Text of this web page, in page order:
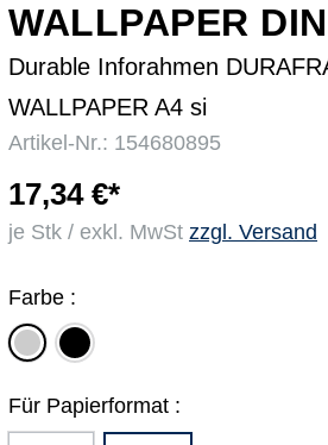
WALLPAPER
Durable Inforahmen
WALLPAPER A4 si
Artikel-Nr.: 154680895
17,34 €*
je Stk / exkl. MwSt zzgl. Versand
Farbe :
silberschwarz
Für Papierformat :